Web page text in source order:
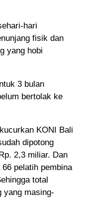
hari
fisik dan
yang hobi
3 bulan
bertolak ke
KONI Bali
dipotong
2,3 miliar. Dan
pelatih pembina
total
yang masing-